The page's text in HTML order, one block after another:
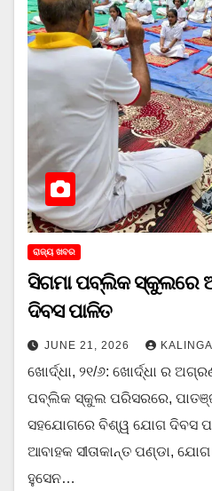
ରାଜ୍ୟ ଖବର
ସିଗମା ପବ୍ଲିକ ସ୍କୁଲରେ
ଦିବସ ପାଳିତ
JUNE 21, 2026
ଖୋର୍ଦ୍ଧା, ୨୧/୬: ଖୋର୍ଦ୍ଧା ର
ପବ୍ଲିକ ସ୍କୁଲ ପରିସରରେ,
ସହଯୋଗରେ ବିଶ୍ୱ ଯୋଗ ଦିବସ
ଆବାହକ ସୀତାକାନ୍ତ ପଣ୍ଡା,
ହୁସେନ…